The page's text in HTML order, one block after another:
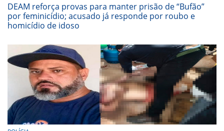
DEAM reforça provas para manter prisão de “Bufão”
por feminicídio; acusado já responde por roubo e
homicídio de idoso